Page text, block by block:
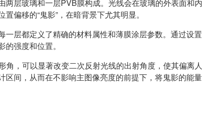
两层玻璃和一层PVB膜构成。光线会在玻璃的外表面和
偏移的“鬼影”，在暗背景下尤其明显。
一层都定义了精确的材料属性和薄膜涂层参数。通过设
强度和位置。
角，可以显著改变二次反射光线的出射角度，使其偏离
间，从而在不影响主图像亮度的前提下，将鬼影的能